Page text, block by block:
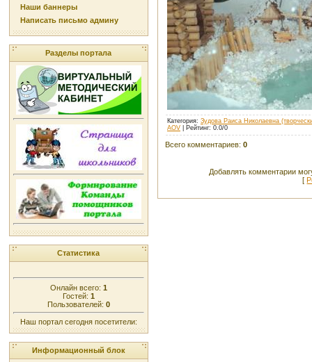
Наши баннеры
Написать письмо админу
Разделы портала
Статистика
Онлайн всего: 1
Гостей: 1
Пользователей: 0
Наш портал сегодня посетители:
Информационный блок
Категория: Зудова Раиса Николаевна
AOV
Рейтинг: 0.0/0
Всего комментариев: 0
Добавлять комментарии
[